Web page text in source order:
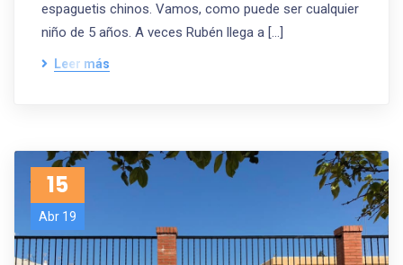
espaguetis chinos. Vamos, como puede ser cualquier
niño de 5 años. A veces Rubén llega a […]
Leer más
15
Abr 19